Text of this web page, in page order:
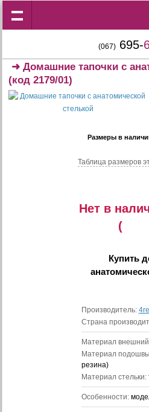
(067) 695-
➜Домашние тапочки с
(код 2179/01)
Размеры в
Таблица размеров
Нет в
(
Купить
Производитель:
Страна
Материал
Материал
резина)
Материал стельки:
Особенности: